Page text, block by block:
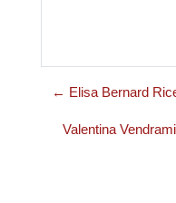
← Elisa Bernard
Valentina